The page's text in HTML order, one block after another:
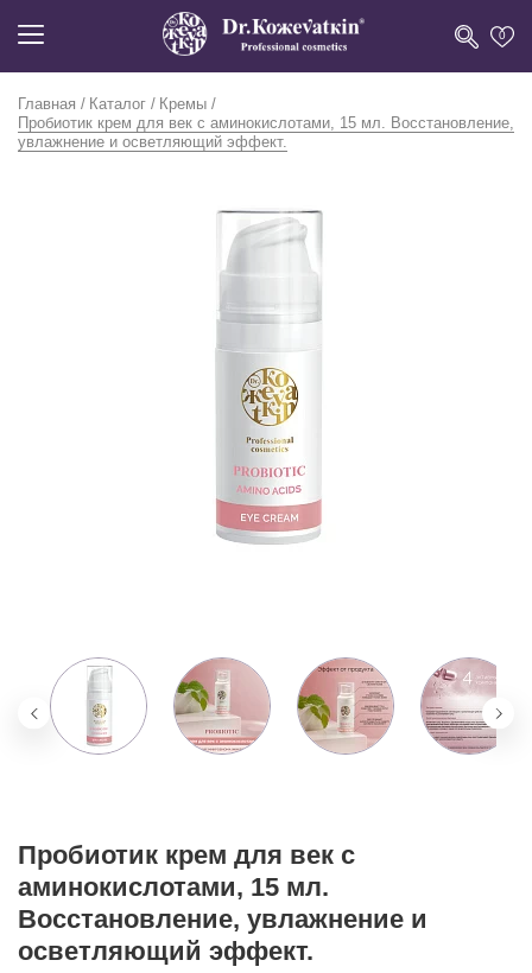
0
Главная Каталог
Кремы
Пробиотик крем для век с аминокислотами, 15 мл. Восстановление,
увлажнение и осветляющий эффект.
Пробиотик крем для век с
аминокислотами, 15 мл.
Восстановление, увлажнение и
осветляющий эффект.